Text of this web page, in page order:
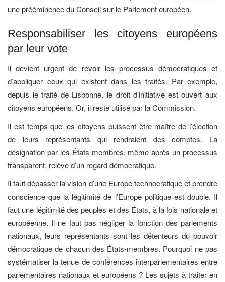
une prééminence du Conseil sur le Parlement européen.
Responsabiliser les citoyens européens
par leur vote
Il devient urgent de revoir les processus démocratiques et
d’appliquer ceux qui existent dans les traités. Par exemple,
depuis le traité de Lisbonne, le droit d’initiative est ouvert aux
citoyens européens. Or, il reste utilisé par la Commission.
Il est temps que les citoyens puissent être maître de l’élection
de leurs représentants qui rendraient des comptes. La
désignation par les États-membres, même après un processus
transparent, relève d’un regard démocratique.
Il faut dépasser la vision d’une Europe technocratique et prendre
conscience que la légitimité de l’Europe politique est double. Il
faut une légitimité des peuples et des États, à la fois nationale et
européenne. Il ne faut pas négliger la fonction des parlements
nationaux, leurs représentants sont les détenteurs du pouvoir
démocratique de chacun des États-membres. Pourquoi ne pas
systématiser la tenue de conférences interparlementaires entre
parlementaires nationaux et européens ? Les sujets à traiter en